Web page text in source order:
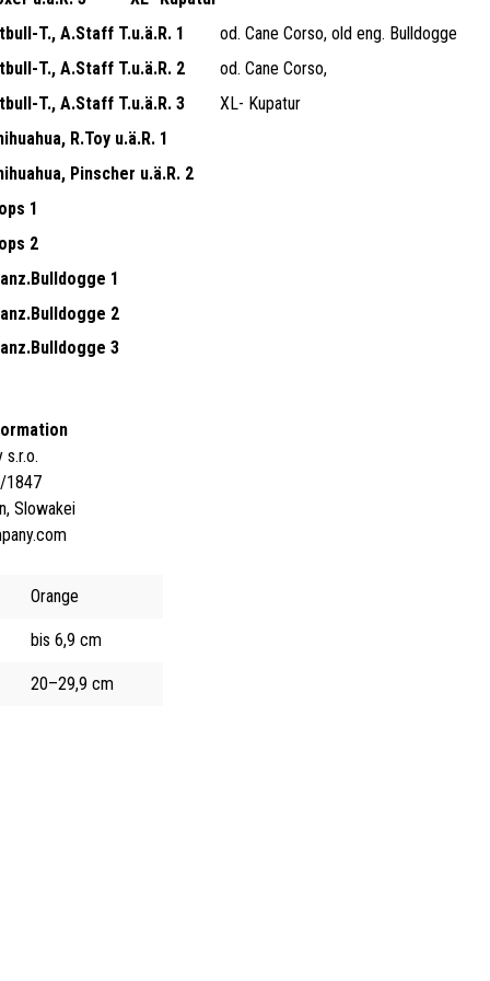
T., A.Staff T.u.ä.R. 1
od. Cane Corso, old eng. Bulldogge
T., A.Staff T.u.ä.R. 2
od. Cane Corso,
T., A.Staff T.u.ä.R. 3
XL- Kupatur
R.Toy u.ä.R. 1
Pinscher u.ä.R. 2
1
2
1
2
3
s.r.o.
1847
Slowakei
Orange
bis 6,9 cm
20–29,9 cm